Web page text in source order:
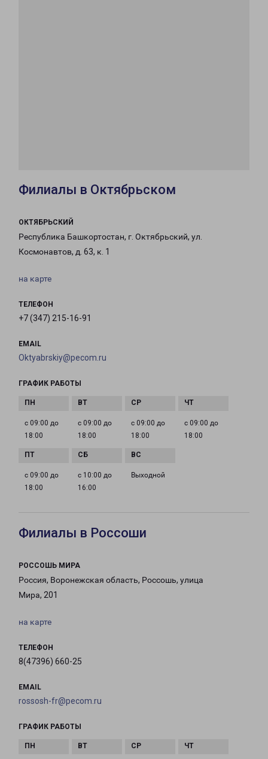
Филиалы в Октябрьском
ОКТЯБРЬСКИЙ
Республика Башкортостан, г. Октябрьский, ул.
Космонавтов, д. 63, к. 1
на карте
ТЕЛЕФОН
+7 (347) 215-16-91
EMAIL
Oktyabrskiy@pecom.ru
ГРАФИК РАБОТЫ
с 09:00 до
18:00
с 09:00 до
18:00
с 09:00 до
18:00
с 09:00 до
18:00
с 09:00 до
18:00
с 10:00 до
16:00
Выходной
Филиалы в Россоши
РОССОШЬ МИРА
Россия, Воронежская область, Россошь, улица
Мира, 201
на карте
ТЕЛЕФОН
8(47396) 660-25
EMAIL
rossosh-fr@pecom.ru
ГРАФИК РАБОТЫ